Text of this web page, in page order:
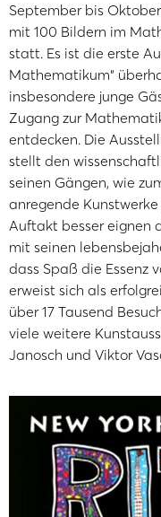
September bis
mit 100 Bildern im
statt. Es ist die erste
Mathematikum“
insbesondere junge
Zugang zur
entdecken. Die
stellt den
seinen Gängen, wie
anregende
Auftakt besser eignen
mit seinen
dass Spaß die Essenz
erweist sich als
über 17 Tausend
viele weitere
Janosch und Viktor